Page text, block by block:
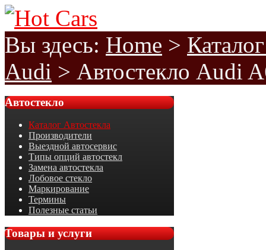
Вы здесь: Home >
Audi > Автостекло Audi
Автостекло
Каталог Автостекла
Производители
Выездной автосервис
Типы опций автостекл
Замена автостекла
Лобовое стекло
Маркирование
Термины
Полезные статьи
Товарыи услуги